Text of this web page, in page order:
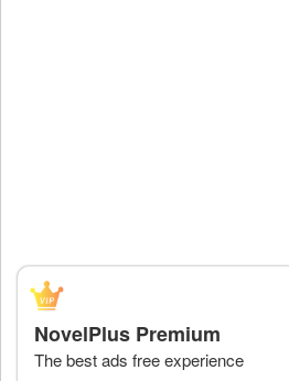
NovelPlus Premium
The best ads free experience